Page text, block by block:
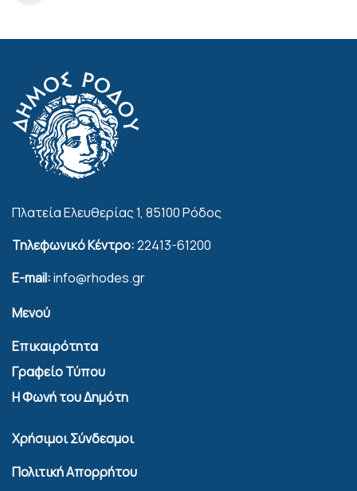
Πλατεία Ελευθερίας 1, 85100 Ρόδος
Τηλεφωνικό Κέντρο:22413-61200
E-mail:info@rhodes.gr
Μενού
Επικαιρότητα
Γραφείο Τύπου
Η Φωνή του Δημότη
Χρήσιμοι Σύνδεσμοι
Πολιτική Απορρήτου